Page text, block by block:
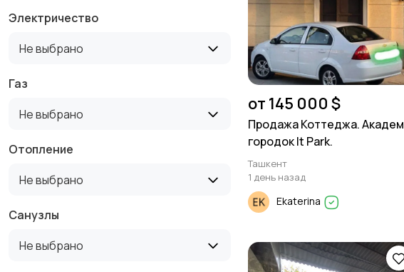
Электричество
Не выбрано
Газ
Не выбрано
Отопление
Не выбрано
Санузлы
Не выбрано
от 145 000 $
Продажа Коттеджа. Академ
городок It Park.
Ташкент
1 день назад
Ekaterina